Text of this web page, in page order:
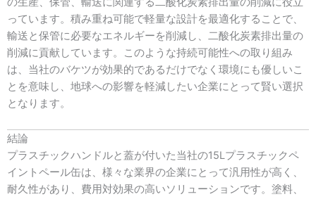
っています。積み重ね可能で軽量な設計を最適化することで、
輸送と保管に必要なエネルギーを削減し、二酸化炭素排出量の
削減に貢献しています。このような持続可能性への取り組み
は、当社のバケツが効果的であるだけでなく環境にも優しいこ
とを意味し、地球への影響を軽減したい企業にとって賢い選択
となります。
結論
プラスチックハンドルと蓋が付いた当社の15Lプラスチックペ
イントペール缶は、様々な業界の企業にとって汎用性が高く、
耐久性があり、費用対効果の高いソリューションです。塗料、